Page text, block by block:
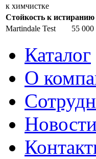
к химчистке
Стойкость к истиранию
Martindale Test
55 000
Каталог
О
Новости